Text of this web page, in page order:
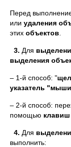
Перед
или удаления
этих объектов
3. Для
выделения
– 1-й способ: "
указатель
– 2-й способ:
помощью клавиш
4. Для
выполнить: